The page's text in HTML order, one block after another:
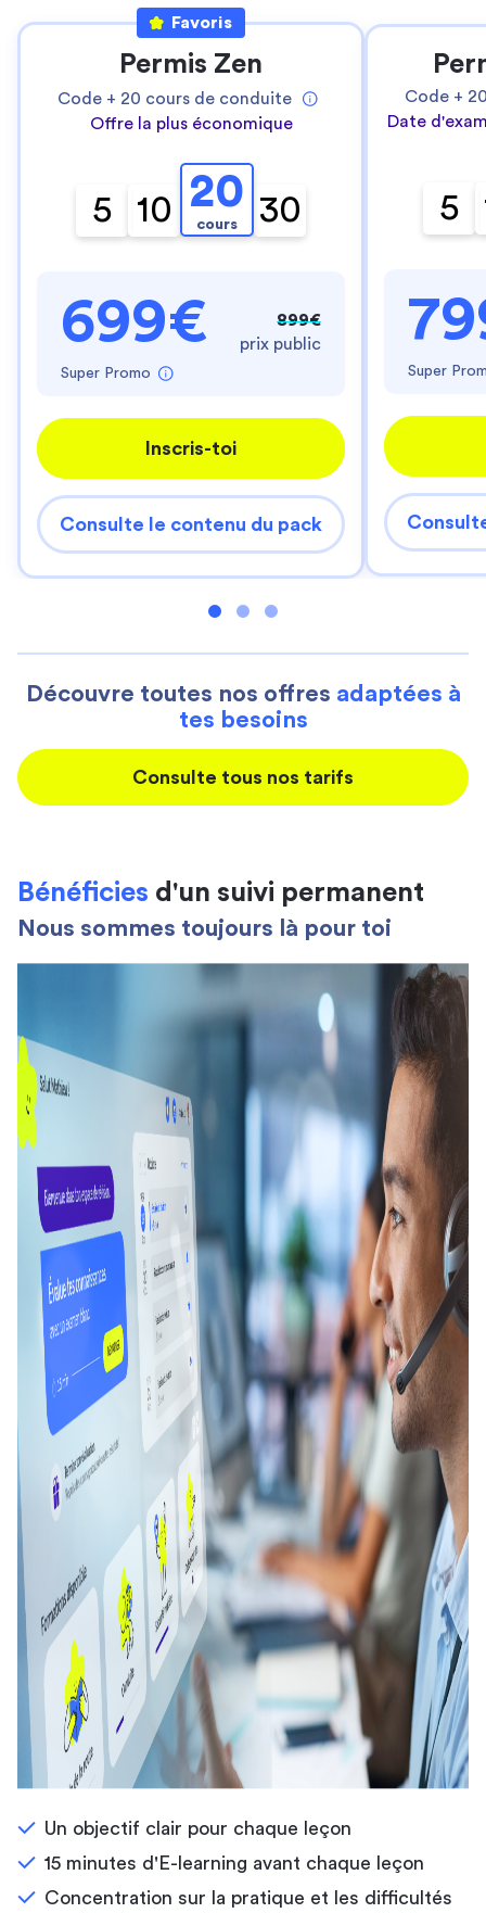
Favoris
Permis Zen
Code + 20 cours de conduite
Offre la plus économique
5 10 20
cours 30
699€
Super Promo
899€
prix public
Inscris-toi
Consulte le contenu du pack
Code +
Date
5
Super
Découvre toutes nos offres adaptées à
tes besoins
Consulte tous nos tarifs
Bénéficies d'un suivi permanent
Nous sommes toujours là pour toi
Un objectif clair pour chaque leçon
15 minutes d'E-learning avant chaque leçon
Concentration sur la pratique et les difficultés